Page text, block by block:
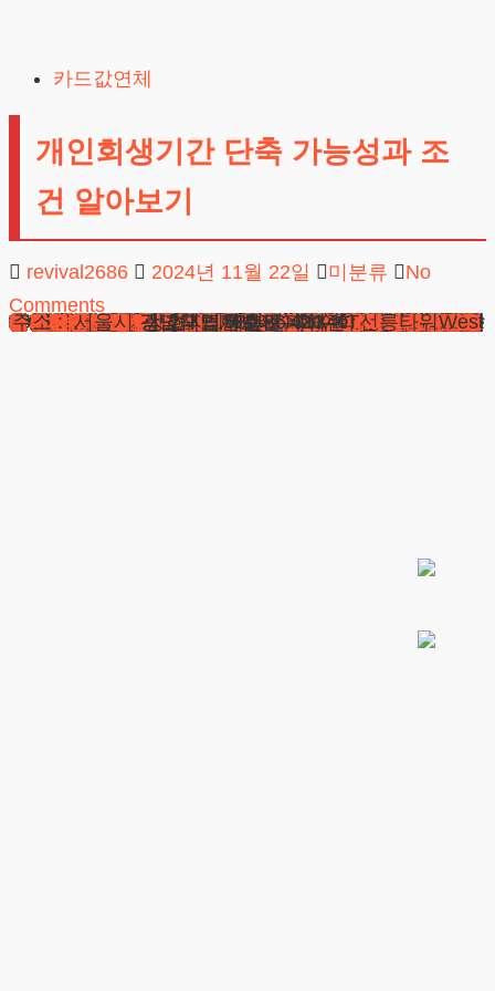
content
카드값연체
개인회생기간 단축 가능성과 조
건 알아보기
revival2686 2024년 11월 22일 미분류
No
Comments
안녕하세요, 법무법인 테헤란의 변호사입니다. 오늘은 많은 분들이 궁금해하시는 개인회생 제도의 기간 축소에 대해 자세히 알아보겠습니다. 채무 문제로 어려움을 겪고 계신 분들에게 도움이 되길 바랍니다.
채무 해결의 새로운 길
개인회생기간은 보통 3년에서 5년 동안 채무를 갚아나가는 제도입니다. 하지만 특정 조건을 충족하면 이 기간을 24개월로 줄일 수 있다는 사실, 알고 계셨나요? 이는 많은 채무자들에게 희망적인 소식이 될 수 있습니다.
개인회생기간은 단순히 시간을 줄이는 것 이상의 의미가 있습니다. 이는 채무자에게 더 빠른 경제적 회복의 기회를 제공하며, 새로운 삶을 시작할 수 있는 발판이 됩니다. 하지만 이러한 혜택을 받기 위해서는 몇 가지 중요한 사항을 알아야 합니다.
먼저, 변제 기간 단축이 가능한지 확인하기 위해서는 자격 요건을 꼼꼼히 살펴봐야 합니다. 소득, 재산, 채무 규모 등 여러 요소를 종합적으로 검토해야 하므로, 전문가의 도움을 받는 것이 좋습니다. 이는 단순한 서류 작업이 아닌, 복잡한 법률적 판단이 필요한 과정이기 때문입니다.
누가 혜택을 받을 수 있을까?
기간 축소 혜택을 받을 수 있는 대상은 제한적입니다. 30세 미만의 청년, 한부모 가정, 65세 이상의 노년층, 중증 장애를 가진 분들이 주요 대상입니다. 이런 조건에 해당하신다면, 변제 기간을 줄이는 방안을 고려해볼 만합니다.
예를 들어, 30세 미만의 청년의 경우, 사회 초년생으로서 경제활동 기간이 짧아 채무 부담이 더 크게 느껴질 수 있습니다. 이들에게 개인회생기간단축은 빠른 경제적 회복과 함께 새로운 시작의 기회를 제공합니다. 한부모 가정의 경우, 혼자서 가정 경제를 책임져야 하는 부담이 큽니다. 이들에게 변제 기간 축소는 경제적 스트레스를 줄이고 자녀 양육에 더 집중할 수 있는 여건을 만들어줍니다.
65세 이상 노년층의 경우, 은퇴 후 소득이 줄어든 상황에서 채무 상환은 큰 부담일 수 있습니다. 기간 단축은 이들에게 노후 생활의 안정을 더 빨리 찾을 수 있는 기회가 됩니다. 중증 장애인의 경우, 의료비 등 추가적인 생활 비용이 필요한 상황에서 채무 상환은 더욱 어려울 수 있습니다. 이들에게 변제 기간 축소는 경제적 부담을 덜고 삶의 질을 개선할 수 있는 중요한 기회입니다.
하지만 이런 조건에 해당하지 않더라도 실망하지 마세요. 개인회생의 궁극적인 목표는 채무 감면입니다. 때문에 변제 기간보다는 얼마나 많은 채무를 탕감받을 수 있는지가 더 중요할 수 있습니다. 전문가와 상담을 통해 본인의 상황에 가장 적합한 방법을 찾는 것이 중요합니다.
법률 전문가와의 상담이 필요한 이유
개인회생 절차는 복잡하고 전문적인 지식이 필요합니다. 특히 기간 축소를 원한다면 더욱 세심한 접근이 필요합니다. 예를 들어, 채무자의 재산을 현금화했을 때의 가치인 ‘청산가치’를 정확히 산정하는 것이 중요합니다. 이는 변제 금액 결정에 큰 영향을 미치기 때문입니다.
청산가치는 단순히 현재 보유한 재산의 시장 가치만을 의미하지 않습니다. 채무자의 미래 소득 능력, 현재의 생활 여건, 부양가족 상황 등 다양한 요소를 종합적으로 고려해야 합니다. 이러한 복잡한 계산과 판단은 전문가의 도움 없이는 쉽지 않습니다.
또한, 개인회생 신청 시 제출해야 하는 서류나 절차에 대해서도 전문가의 조언이 필요합니다. 작은 실수로 인해 신청이 거절되거나 불리한 조건으로 회생 계획이 인가될 수 있기 때문입니다. 예를 들어, 소득을 정확히 신고하지 않거나, 재산을 누락시키는 경우 법원에서 신청을 기각할 수 있습니다.
더불어 개인회생기간단축을 신청할 때는 추가적인 서류와 절차가 필요합니다. 이 과정에서 전문가의 도움을 받으면, 신청 성공 확률을 높일 수 있습니다. 변호사는 여러분의 상황을 정확히 파악하고, 법원에 설득력 있게 설명할 수 있는 능력을 갖추고 있습니다.
희망찬 미래를 위한 첫걸음
채무 문제로 어려움을 겪고 계신다면, 개인회생 제도를 통해 새로운 시작을 할 수 있습니다. 특히 변제 기간 단축 가능성을 통해 더 빠른 시일 내에 경제적 자유를 얻을 수 있습니다.
우리 법무법인은 수많은 개인회생 사건을 성공적으로 해결해왔습니다. 복잡한 법률 절차를 쉽게 설명해드리고, 고객님의 상황에 가장 적합한 해결책을 제시해드립니다. 기간 축소부터 채무 감면까지, 최선의 결과를 위해 노력하겠습니다.
개인회생기간은 단순히 채무를 줄이는 것이 아닙니다. 이는 새로운 삶을 시작할 수 있는 기회입니다. 우리 법인은 단순히 법률 서비스를 제공하는 것을 넘어, 여러분의 새로운 시작을 함께 준비하는 동반자가 되고자 합니다.
채무 문제는 혼자 고민하지 마세요. 전문가와 함께라면 어려운 상황도 극복할 수 있습니다. 지금 바로 상담을 통해 여러분의 상황을 자세히 살펴보고, 최적의 해결책을 찾아보세요.
법무법인테헤란 형사전문변호사 성범죄변호사
마약변호사 이혼전문변호사 상속변호사 개인회생신용회복
전세사기변호사 부동산변호사 간편소송 법인등기
지식재산권 기업법무 음주운전변호사 교통사건
개명호적 피해자상담 학교폭력변호사 외국인출입국
재산범죄변호사 법률칼럼 법률사례 로펌후기 법무법인후기
성범죄변호사 성범죄전문변호사
성범죄변호사선임비용 성범죄변호사상담 강제추행변호사
강제추행전문변호사 성추행변호사 성추행전문변호사
성폭행전문변호사 성범죄전문법무법인 지하철성추행
카메라등이용촬영죄 카촬죄 이혼상담 무료이혼상담 재산분할소송
이혼전문변호사 이혼변호사 이혼시재산분할
이혼절차서류 협의이혼재산분할 사실혼재산분할 혼인빙자간음죄
대구이혼전문변호사 이혼변호사비용
유책배우자이혼소송 상간녀소송비용 이혼후재산분할 이혼소송위자료
이혼재산분할 황혼이혼 상간녀위자료소송 성년후견
도박빚개인회생 개인회생절차 개인회생변호사
채무조정제도 대전개인회생 개인회생파산 개인회생비용
개인회생단점 개인회생보정권고 채무통합 개인회생신청
카드값연체 회생신청
상호 : 법무법인 테헤란
사업자 : 589-86-01340
대표자 : 이수학
주소 : 서울시 강남구 테헤란로 420, KT선릉타워West 9층
광고책임변호사 : 이수학